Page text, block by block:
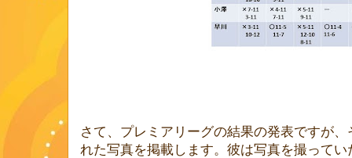
さて、プレミアリーグの結果の発表ですが
れた写真を掲載します。彼は写真を撮って